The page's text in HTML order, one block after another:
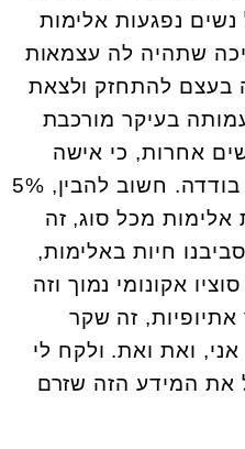
נפגעות אלימות
שתהיה לה עצמאות
בעצם להתחזק ולצאת
בעיקר מורכבת
אחרות, כי אישה
נפגעת אלימות היא מאד בודדה. חשוב להבין, 5%
אלימות מכל סוג, זה
נשים סביבנו חיות באלימות,
אקונומי נמוך וזה
אתיופיות, זה שקר
ואת ואת. ולקח לי
את המידע הזה שזרם